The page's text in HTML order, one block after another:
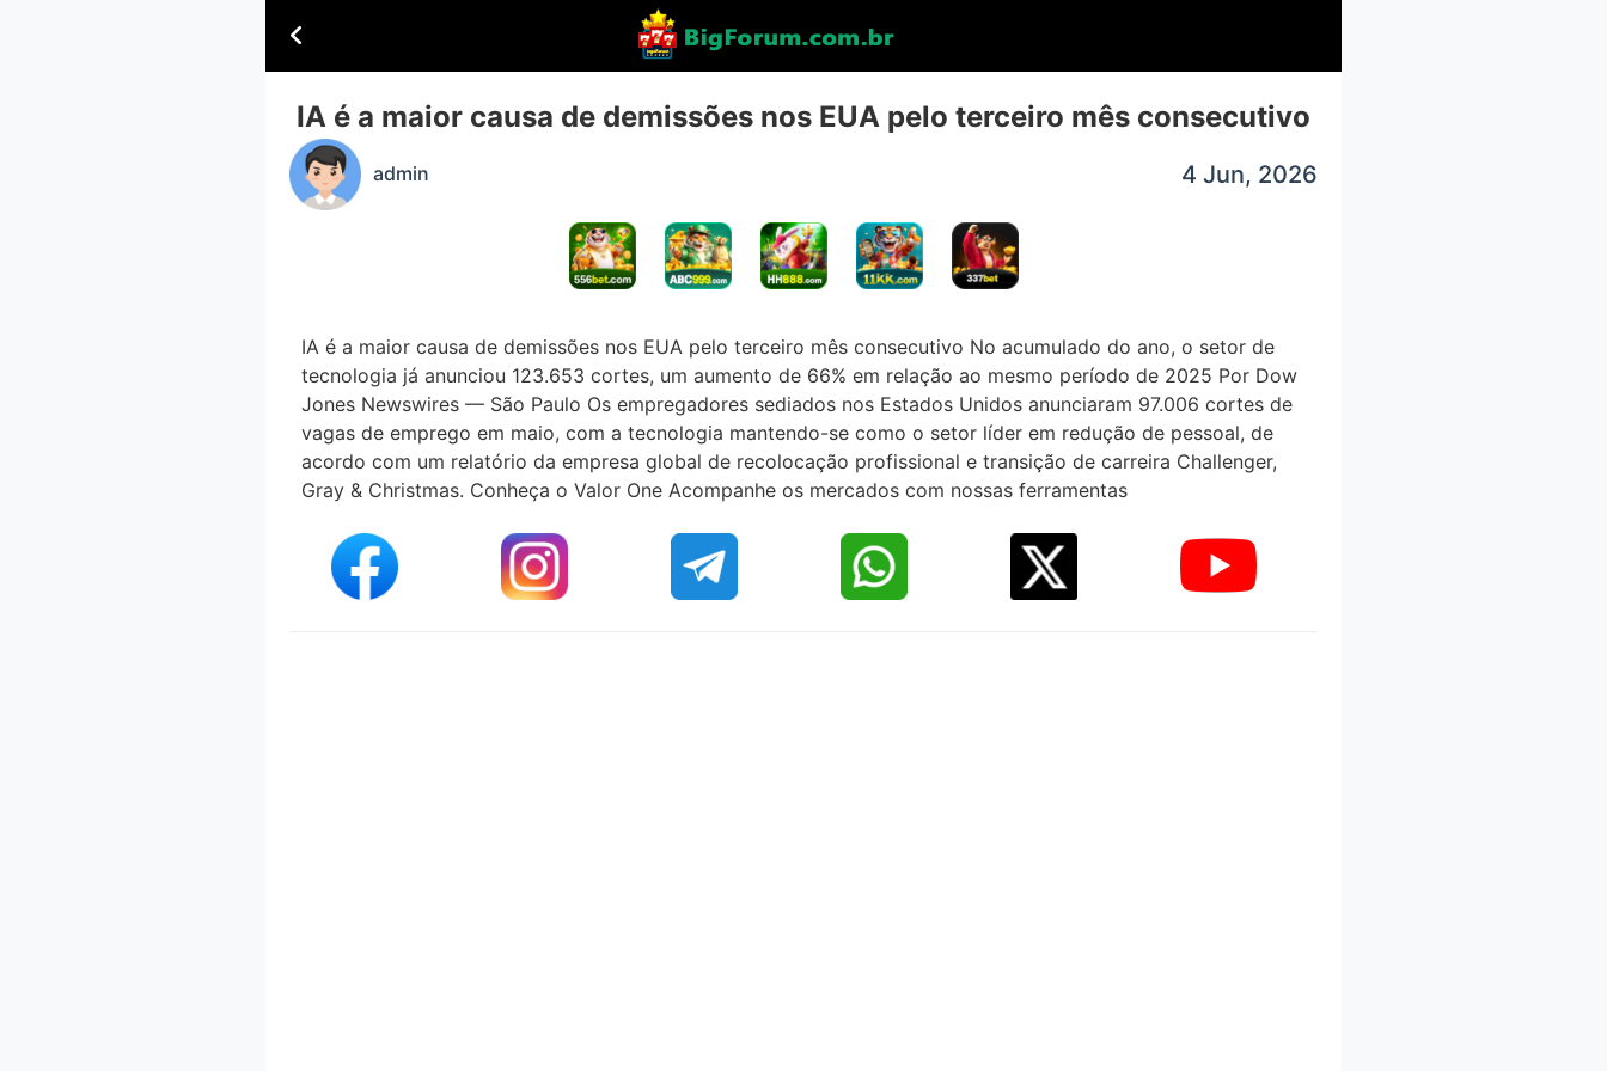
IA é a maior causa de demissões nos EUA pelo terceiro mês consecutivo
admin 4 Jun, 2026
IA é a maior causa de demissões nos EUA pelo terceiro mês consecutivo No acumulado do ano, o setor de
tecnologia já anunciou 123.653 cortes, um aumento de 66% em relação ao mesmo período de 2025 Por Dow
Jones Newswires — São Paulo Os empregadores sediados nos Estados Unidos anunciaram 97.006 cortes de
vagas de emprego em maio, com a tecnologia mantendo-se como o setor líder em redução de pessoal, de
acordo com um relatório da empresa global de recolocação profissional e transição de carreira Challenger,
Gray & Christmas. Conheça o Valor One Acompanhe os mercados com nossas ferramentas